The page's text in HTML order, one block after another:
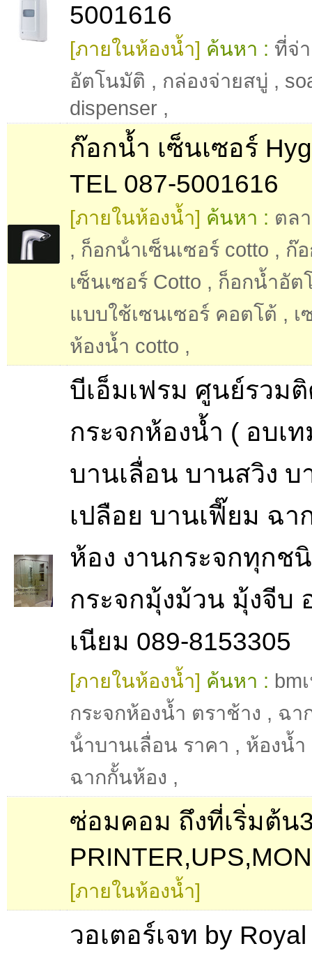
5001616
[ภายในห้องน้ำ] ค้นหา : ที่จ่
อัตโนมัติ , กล่องจ่ายสบู่ ,
dispenser ,
ก๊อกน้ำ เซ็นเซอร์
TEL 087-5001616
[ภายในห้องน้ำ] ค้นหา : ตล
, ก็อกน้ําเซ็นเซอร์ cotto , ก๊
เซ็นเซอร์ Cotto , ก็อกน้ำอัต
แบบใช้เซนเซอร์ คอตโต้ , เ
ห้องน้ำ cotto ,
บีเอ็มเฟรม ศูนย์รวม
กระจกห้องน้ำ ( อบเท
บานเลื่อน บานสวิง บ
เปลือย บานเฟี๊ยม ฉา
ห้อง งานกระจกทุกช
กระจกมุ้งม้วน มุ้งจีบ
เนียม 089-8153305
[ภายในห้องน้ำ] ค้นหา : bm
กระจกห้องน้ำ ตราช้าง , ฉา
น้ําบานเลื่อน ราคา , ห้องน้ำ
ฉากกั้นห้อง ,
ซ่อมคอม ถึงที่เริ่มต้น
[ภายในห้องน้ำ]
วอเตอร์เจท by